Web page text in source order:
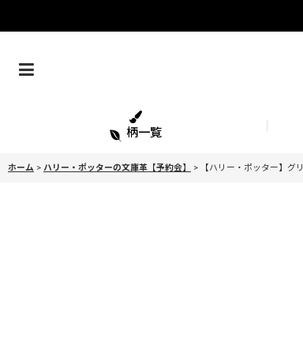
柄一覧
ホーム > ハリー・ポッターの文庫革【予約会】 > 【ハリー・ポッター】グ